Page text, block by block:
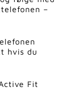
–
hvis du
Fit